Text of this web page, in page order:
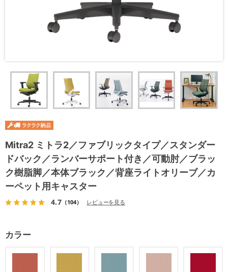
Mitra2 ミトラ2／ファブリックタイプ／スタンダー
ドバック／ランバーサポート付き／可動肘／ブラッ
ク樹脂脚／本体ブラック／背座ライトオリーブ／カ
ーペット用キャスター
4.7（104） レビューを見る
カラー